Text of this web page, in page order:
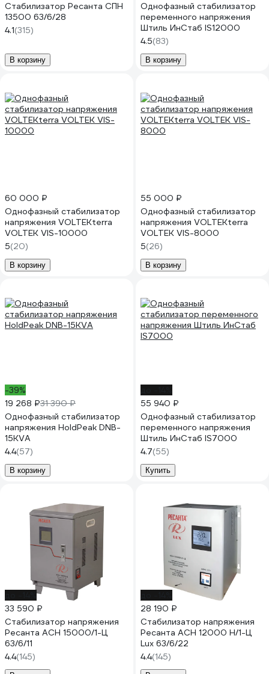
Стабилизатор Ресанта СПН
13500 63/6/28
4.1(315)
В корзину
Однофазный стабилизатор
переменного напряжения
Штиль ИнСтаб IS12000
4.5(83)
В корзину
60 000 ₽
Однофазный стабилизатор
напряжения VOLTEKterra
VOLTEK VIS-10000
5(20)
В корзину
55 000 ₽
Однофазный стабилизатор
напряжения VOLTEKterra
VOLTEK VIS-8000
5(26)
В корзину
-39%
19 268 ₽31 390 ₽
Однофазный стабилизатор
напряжения HoldPeak DNB-
15KVA
4.4(57)
В корзину
55 940 ₽
Однофазный стабилизатор
переменного напряжения
Штиль ИнСтаб IS7000
4.7(55)
Купить
33 590 ₽
Стабилизатор напряжения
Ресанта АСН 15000/1-Ц
63/6/11
4.4(145)
28 190 ₽
Стабилизатор напряжения
Ресанта АСН 12000 Н/1-Ц
Lux 63/6/22
4.4(145)